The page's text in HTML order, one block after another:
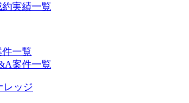
実績一覧
一覧
案件一覧
レッジ